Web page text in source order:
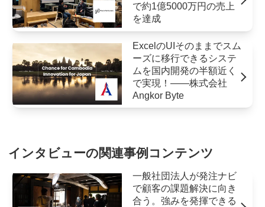
で約1億5000万円の売上
を達成
ExcelのUIそのままでスム
ーズに移行できるシステ
ムを国内開発の半額近く
で実現！――株式会社
Angkor Byte
インタビューの関連事例コンテンツ
一般社団法人が発注ナビ
で顧客の課題解決に向き
合う。強みを発揮できる